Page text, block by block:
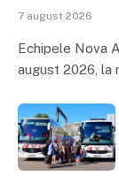
7 august 2026
Echipele Nova
august 2026, la